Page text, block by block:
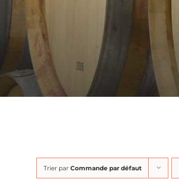
Trier par Commande par défaut